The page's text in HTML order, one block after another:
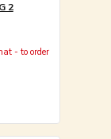
2
- to order